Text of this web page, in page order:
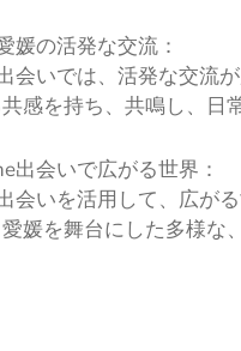
媛の活発な交流：
会いでは、活発な交流
感を持ち、共鳴し、日
出会いで広がる世界：
会いを活用して、広が
媛を舞台にした多様な